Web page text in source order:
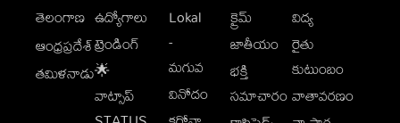
తెలంగాణ
ఆంధ్రప్రదేశ్
తమిళనాడు
ఉద్యోగాలు
ట్రెండింగ్
🌟
వాట్సాప్
Lokal
-
మగువ
వినోదం
క్రైమ్
జాతీయం
భక్తి
సమాచారం
విద్య
రైతు
కుటుంబం
వాతావరణం